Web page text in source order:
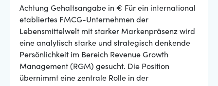
Achtung Gehaltsangabe in € Für ein international
etabliertes FMCG-Unternehmen der
Lebensmittelwelt mit starker Markenpräsenz wird
eine analytisch starke und strategisch denkende
Persönlichkeit im Bereich Revenue Growth
Management (RGM) gesucht. Die Position
übernimmt eine zentrale Rolle in der